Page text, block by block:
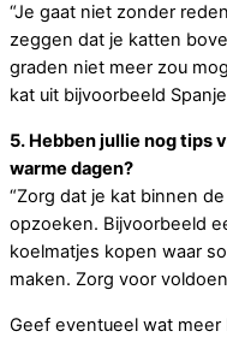
“Je gaat niet zonder
zeggen dat je katten
graden niet meer zou
kat uit bijvoorbeeld
5. Hebben jullie nog tips
warme dagen?
“Zorg dat je kat binnen
opzoeken. Bijvoorbeeld
koelmatjes kopen waar
maken. Zorg voor
Geef eventueel wat